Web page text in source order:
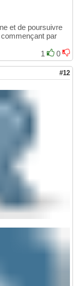
et de poursuivre
par
1
0
#12